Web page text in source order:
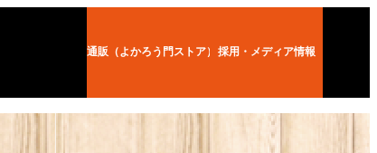
通販（よかろう門ストア） 採用・メディア情報